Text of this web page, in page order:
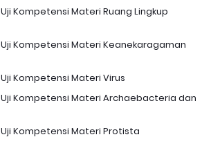
Kompetensi Materi Ruang Lingkup
Kompetensi Materi Keanekaragaman
Kompetensi Materi Virus
Kompetensi Materi Archaebacteria dan
Kompetensi Materi Protista